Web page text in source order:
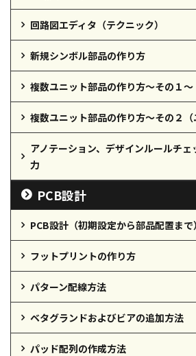
回路図エディタ（テクニック）
新規シンボル部品の作り方
複数ユニット部品の作り方～その１～
複数ユニット部品の作り方～その２（
アノテーション、デザインルールチ
力
PCB設計
PCB設計（初期設定から部品配置まで）
フットプリントの作り方
パターン配線方法
ベタグランドおよびビアの追加方法
パッド配列の作成方法